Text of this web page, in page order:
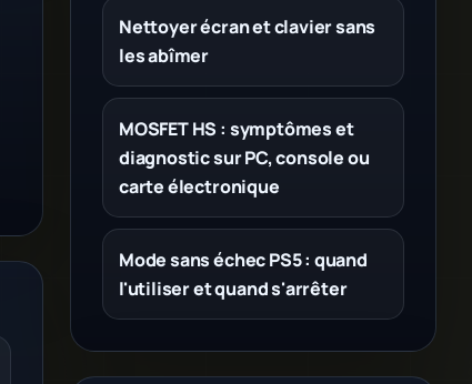
Nettoyer écran et clavier sans
les abîmer
MOSFET HS : symptômes et
diagnostic sur PC, console ou
carte électronique
Mode sans échec PS5 : quand
l'utiliser et quand s'arrêter